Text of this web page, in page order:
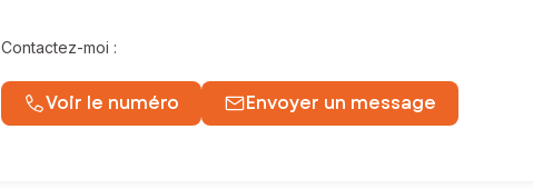
Contactez-moi :
Voir le numéro Envoyer un message